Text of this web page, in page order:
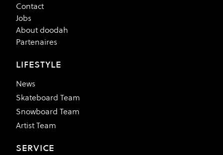
Contact
Jobs
About doodah
Partenaires
LIFESTYLE
News
Skateboard Team
Snowboard Team
Artist Team
SERVICE